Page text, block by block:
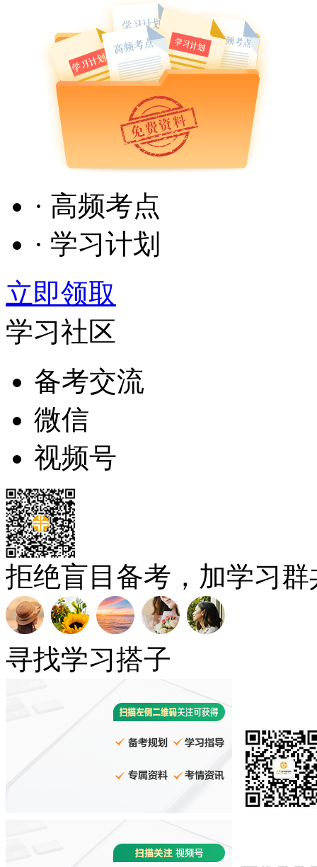
· 高频考点
· 学习计划
立即领取
学习社区
备考交流
微信
视频号
拒绝盲目备考，加学习
寻找学习搭子